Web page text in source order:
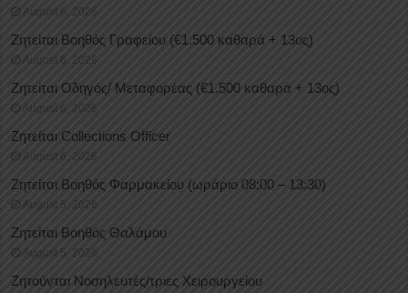
August 6, 2026
Ζητείται Βοηθός Γραφείου (€1.500 καθαρά + 13ος)
August 6, 2026
Ζητείται Οδηγός/ Μεταφορέας (€1.500 καθαρά + 13ος)
August 6, 2026
Ζητείται Collections Officer
August 6, 2026
Ζητείται Βοηθός Φαρμακείου (ωράριο 08:00 – 13:30)
August 5, 2026
Ζητείται Βοηθός Θαλάμου
August 5, 2026
Ζητούνται Νοσηλευτές/τριες Χειρουργείου